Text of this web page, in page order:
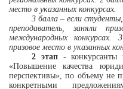
место в указанных конкурсах.
3 балла – если
преподаватель, заняли
международных
призовое место в указанных
2 этап- конкурсанты
«Повышение качества
перспективы», по объему не
конкретными